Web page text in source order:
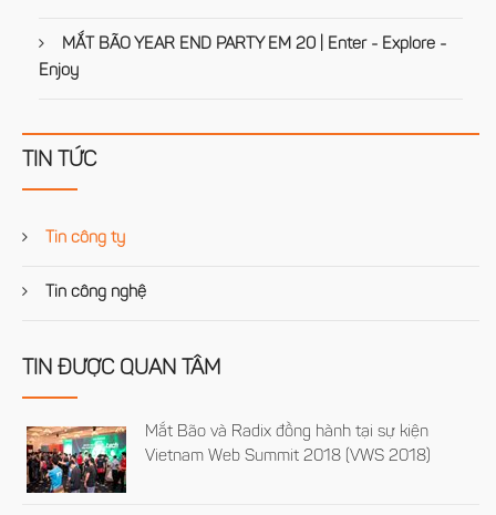
MẮT BÃO YEAR END PARTY EM 20 | Enter - Explore -
Enjoy
TIN TỨC
Tin công ty
Tin công nghệ
TIN ĐƯỢC QUAN TÂM
Mắt Bão và Radix đồng hành tại sự kiện
Vietnam Web Summit 2018 (VWS 2018)